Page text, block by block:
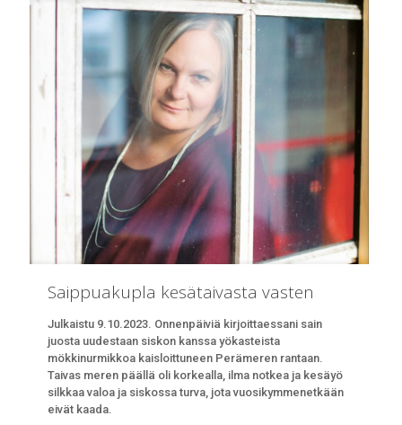
Saippuakupla kesätaivasta vasten
Julkaistu 9.10.2023. Onnenpäiviä kirjoittaessani sain
juosta uudestaan siskon kanssa yökasteista
mökkinurmikkoa kaisloittuneen Perämeren rantaan.
Taivas meren päällä oli korkealla, ilma notkea ja kesäyö
silkkaa valoa ja siskossa turva, jota vuosikymmenetkään
eivät kaada.